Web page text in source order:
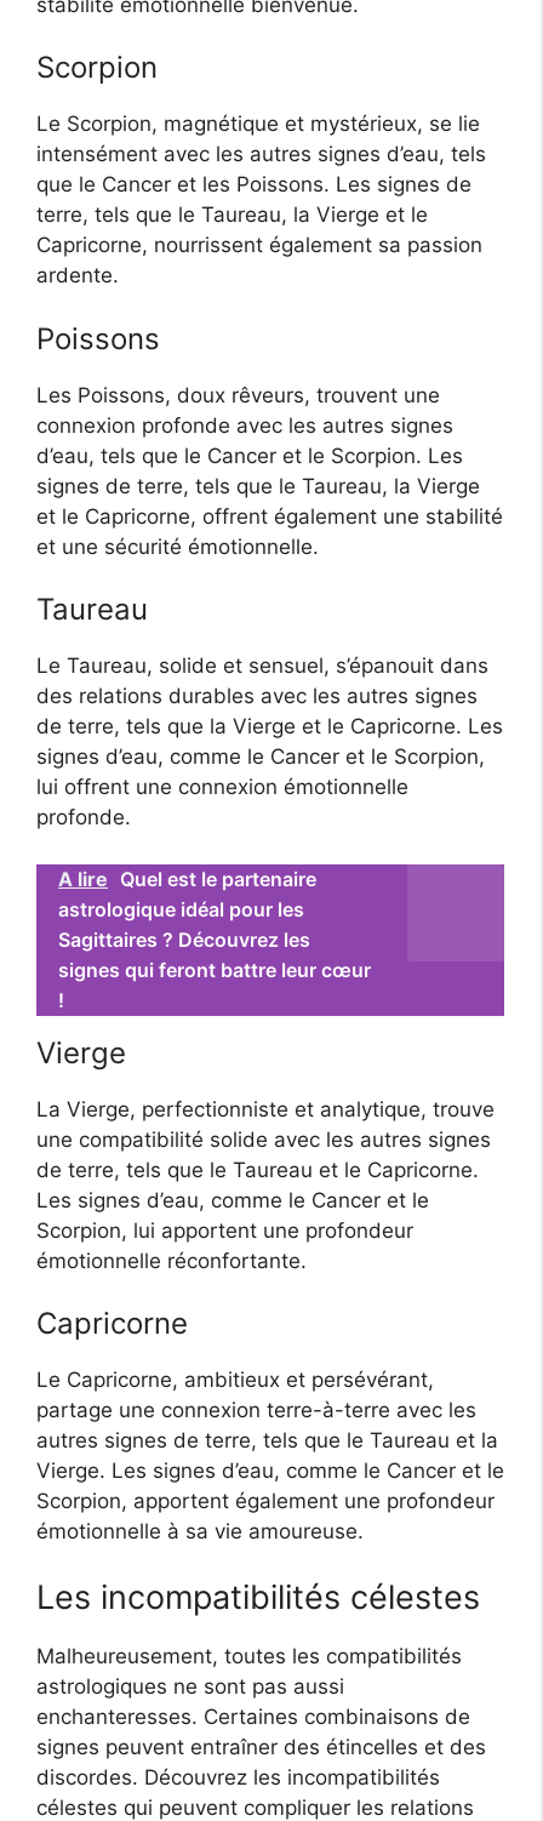
Scorpion
Le Scorpion, magnétique et mystérieux, se lie
intensément avec les autres signes d’eau, tels
que le Cancer et les Poissons. Les signes de
terre, tels que le Taureau, la Vierge et le
Capricorne, nourrissent également sa passion
ardente.
Poissons
Les Poissons, doux rêveurs, trouvent une
connexion profonde avec les autres signes
d’eau, tels que le Cancer et le Scorpion. Les
signes de terre, tels que le Taureau, la Vierge
et le Capricorne, offrent également une stabilité
et une sécurité émotionnelle.
Taureau
Le Taureau, solide et sensuel, s’épanouit dans
des relations durables avec les autres signes
de terre, tels que la Vierge et le Capricorne. Les
signes d’eau, comme le Cancer et le Scorpion,
lui offrent une connexion émotionnelle
profonde.
A lire Quel est le partenaire
astrologique idéal pour les
Sagittaires ? Découvrez les
signes qui feront battre leur cœur
!
Vierge
La Vierge, perfectionniste et analytique, trouve
une compatibilité solide avec les autres signes
de terre, tels que le Taureau et le Capricorne.
Les signes d’eau, comme le Cancer et le
Scorpion, lui apportent une profondeur
émotionnelle réconfortante.
Capricorne
Le Capricorne, ambitieux et persévérant,
partage une connexion terre-à-terre avec les
autres signes de terre, tels que le Taureau et la
Vierge. Les signes d’eau, comme le Cancer et le
Scorpion, apportent également une profondeur
émotionnelle à sa vie amoureuse.
Les incompatibilités célestes
Malheureusement, toutes les compatibilités
astrologiques ne sont pas aussi
enchanteresses. Certaines combinaisons de
signes peuvent entraîner des étincelles et des
discordes. Découvrez les incompatibilités
célestes qui peuvent compliquer les relations